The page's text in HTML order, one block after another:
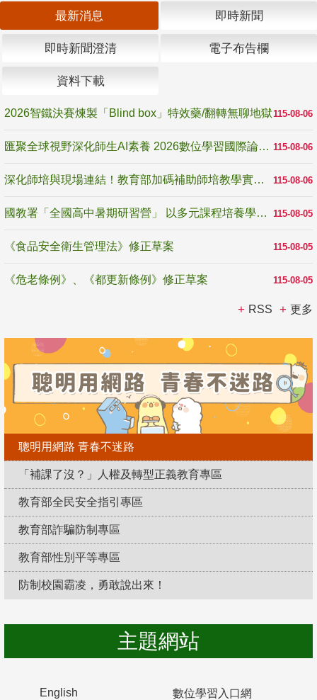
最新消息 即時新聞
即時新聞澄清 電子布告欄
資料下載
115-08-06
2026智鐵決賽煉製「Blind box」特效藥/翻轉無聊地獄
115-08-06
匯聚全球視野深化師生AI素養 2026數位學習國際論壇高雄登場
115-08-06
深化師培與現場連結！教育部加碼補助師培教學實踐研究 10月師培國際研討會交流教學實踐經驗
115-08-05
國教署「全國高中暑期研習營」 以多元課程培養學生瞭解誠信專業與倫理價值
115-08-05
《食品安全衛生管理法》修正草案
115-08-05
《危老條例》、《都更新條例》修正草案
RSS 更多
聰明用網路 青春不迷路
「補課了沒？」人權及轉型正義教育專區
教育部全民安全指引專區
教育部詐騙防制專區
教育部性別平等專區
防制校園霸凌，勇敢說出來！
主題網站
English 數位學習入口網